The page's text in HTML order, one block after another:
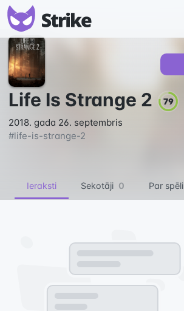
Life Is Strange 2 79
2018. gada 26. septembris
#life-is-strange-2
Ieraksti Sekotāji 0 Par spēli